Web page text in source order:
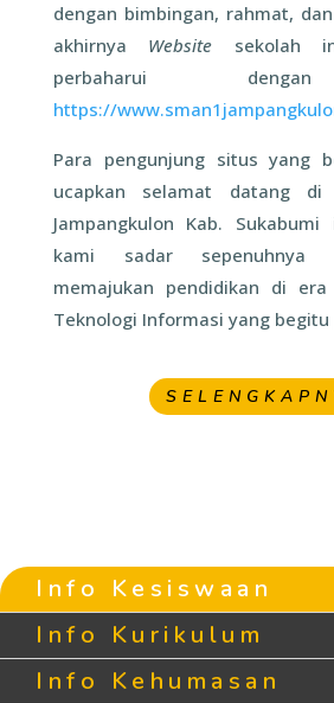
dengan bimbingan, rahmat,
akhirnya Website sekolah
perbaharui
https://
Para pengunjung situs yang
ucapkan selamat datang
Jampangkulon Kab. Sukabumi
kami sadar sepenuhnya
memajukan pendidikan di era
Teknologi Informasi yang
Info Kesiswaan
Info Kurikulum
Info Kehumasan